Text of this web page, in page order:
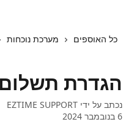
כל האוספים מערכת נוכחות
הגדרת
נכתב על ידי EZTIME SUPPORT
6 בנובמבר 2024